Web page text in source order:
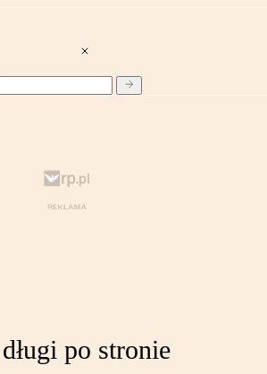
po stronie